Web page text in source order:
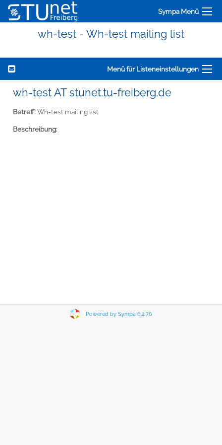
Sympa Menü
wh-test - Wh-test mailing list
Menü für Listeneinstellungen
wh-test AT stunet.tu-freiberg.de
Betreff:Wh-test mailing list
Beschreibung:
Powered by Sympa 6.2.70